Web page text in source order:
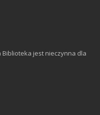
Biblioteka jest nieczynna dla